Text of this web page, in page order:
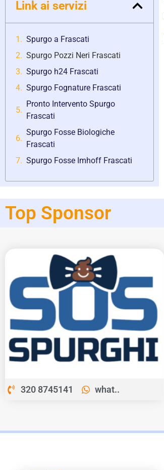
Link ai servizi
Spurgo a Frascati
Spurgo Pozzi Neri Frascati
Spurgo h24 Frascati
Spurgo Fognature Frascati
Pronto Intervento Spurgo
Frascati
Spurgo Fosse Biologiche
Frascati
Spurgo Fosse Imhoff Frascati
Top Sponsor
320 8745141 what..